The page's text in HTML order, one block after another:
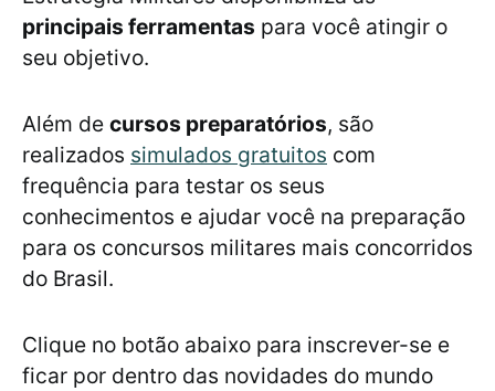
principais ferramentas para você atingir o
seu objetivo.
Além de cursos preparatórios, são
realizados simulados gratuitos com
frequência para testar os seus
conhecimentos e ajudar você na preparação
para os concursos militares mais concorridos
do Brasil.
Clique no botão abaixo para inscrever-se e
ficar por dentro das novidades do mundo